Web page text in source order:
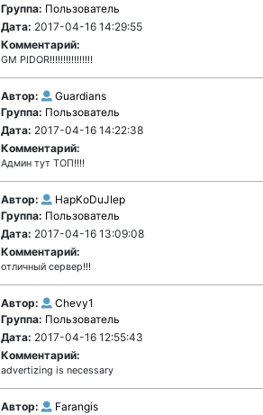
Группа: Пользователь
Дата: 2017-04-16 14:29:55
Комментарий:
GM PIDOR!!!!!!!!!!!!!!!!
Автор:
Guardians
Группа: Пользователь
Дата: 2017-04-16 14:22:38
Комментарий:
Админ тут ТОП!!!!
Автор:
HapKoDuJIep
Группа: Пользователь
Дата: 2017-04-16 13:09:08
Комментарий:
отличный сервер!!!
Автор:
Chevy1
Группа: Пользователь
Дата: 2017-04-16 12:55:43
Комментарий:
advertizing is necessary
Автор:
Farangis